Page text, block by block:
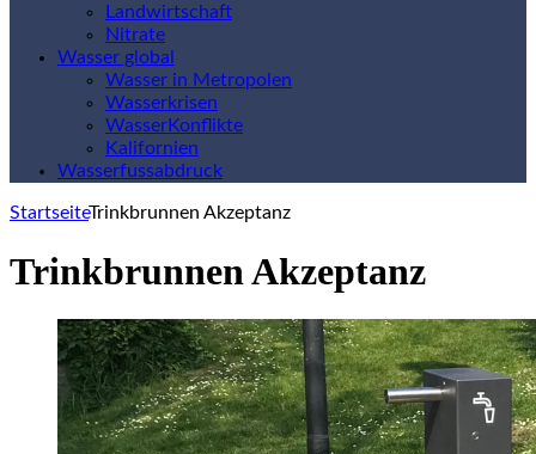
Landwirtschaft
Nitrate
Wasser global
Wasser in Metropolen
Wasserkrisen
WasserKonflikte
Kalifornien
Wasserfussabdruck
StartseiteTrinkbrunnen Akzeptanz
Trinkbrunnen Akzeptanz